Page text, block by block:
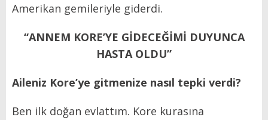
Amerikan gemileriyle giderdi.
“ANNEM KORE’YE GİDECEĞİMİ DUYUNCA
HASTA OLDU”
Aileniz Kore’ye gitmenize nasıl tepki verdi?
Ben ilk doğan evlattım. Kore kurasına